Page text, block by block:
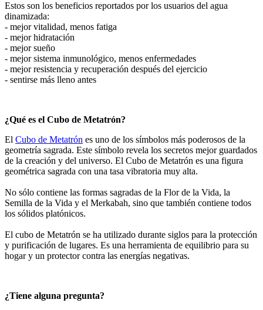
Estos son los beneficios reportados por los usuarios del agua
dinamizada:
- mejor vitalidad, menos fatiga
- mejor hidratación
- mejor sueño
- mejor sistema inmunológico, menos enfermedades
- mejor resistencia y recuperación después del ejercicio
- sentirse más lleno antes
¿Qué es el Cubo de Metatrón?
El Cubo de Metatrón es uno de los símbolos más poderosos de la
geometría sagrada. Este símbolo revela los secretos mejor guardados
de la creación y del universo. El Cubo de Metatrón es una figura
geométrica sagrada con una tasa vibratoria muy alta.
No sólo contiene las formas sagradas de la Flor de la Vida, la
Semilla de la Vida y el Merkabah, sino que también contiene todos
los sólidos platónicos.
El cubo de Metatrón se ha utilizado durante siglos para la protección
y purificación de lugares. Es una herramienta de equilibrio para su
hogar y un protector contra las energías negativas.
¿Tiene alguna pregunta?